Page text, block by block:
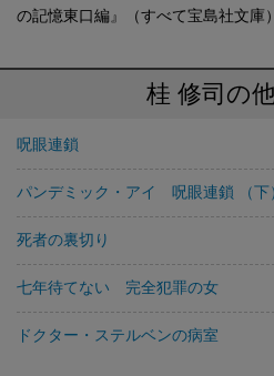
の記憶東口編』（すべて宝島社文庫
桂 修司の
呪眼連鎖
パンデミック・アイ 呪眼連鎖 （下
死者の裏切り
七年待てない 完全犯罪の女
ドクター・ステルベンの病室